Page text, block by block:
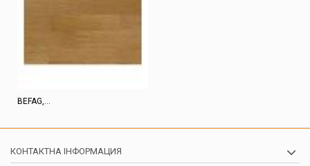
BEFAG,...
КОНТАКТНА ІНФОРМАЦИЯ